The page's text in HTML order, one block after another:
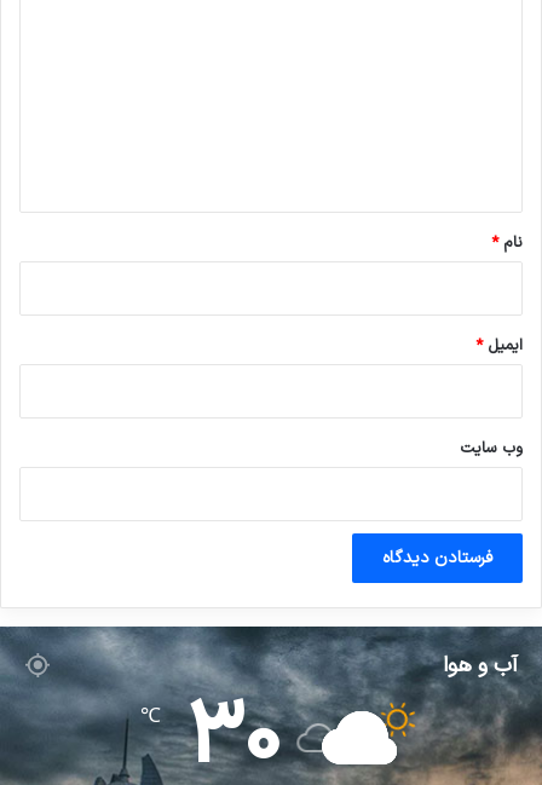
نام*
ایمیل*
وب‌ سایت
آب و هوا
30
℃